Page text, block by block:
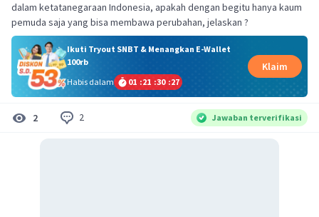
dalam ketatanegaraan Indonesia, apakah dengan begitu hanya kaum
pemuda saja yang bisa membawa perubahan, jelaskan ?
Ikuti Tryout SNBT & Menangkan E-Wallet
100rb
Habis dalam
01 :21 :30 :26
Klaim
2 2 Jawaban terverifikasi